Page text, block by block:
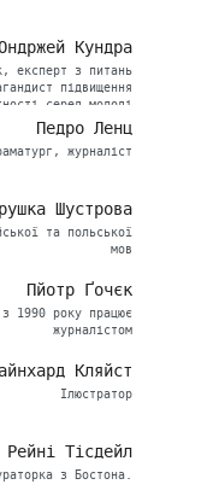
Кундра
експерт з питань
підвищення
серед молоді
Педро Ленц
журналіст
Шустрова
та польської
мов
Пйотр Ґочєк
1990 року працює
журналістом
Кляйст
Ілюстратор
Рейні Тісдейл
з Бостона.